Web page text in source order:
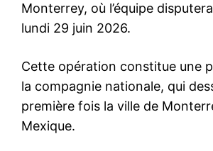
Monterrey, où l’équipe
lundi 29 juin 2026.
Cette opération constitue une
la compagnie nationale, qui
première fois la ville de
Mexique.